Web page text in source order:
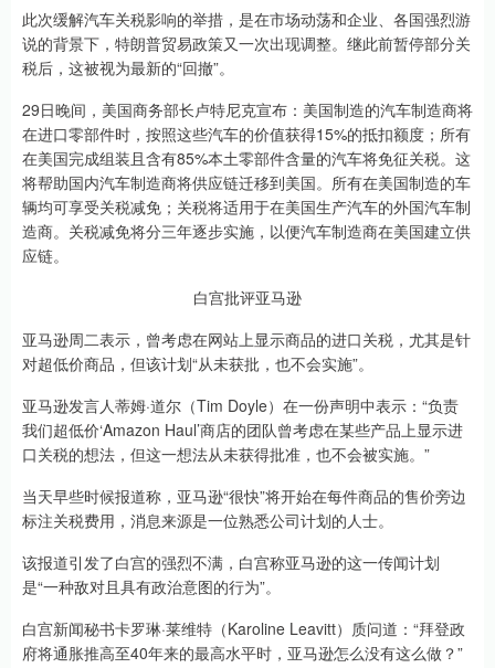
此次缓解汽车关税影响的举措，是在市场动荡和企业、各国强烈游
说的背景下，特朗普贸易政策又一次出现调整。继此前暂停部分关
税后，这被视为最新的“回撤”。
29日晚间，美国商务部长卢特尼克宣布：美国制造的汽车制造商将
在进口零部件时，按照这些汽车的价值获得15%的抵扣额度；所有
在美国完成组装且含有85%本土零部件含量的汽车将免征关税。这
将帮助国内汽车制造商将供应链迁移到美国。所有在美国制造的车
辆均可享受关税减免；关税将适用于在美国生产汽车的外国汽车制
造商。关税减免将分三年逐步实施，以便汽车制造商在美国建立供
应链。
白宫批评亚马逊
亚马逊周二表示，曾考虑在网站上显示商品的进口关税，尤其是针
对超低价商品，但该计划“从未获批，也不会实施”。
亚马逊发言人蒂姆·道尔（Tim Doyle）在一份声明中表示：“负责
我们超低价‘Amazon Haul’商店的团队曾考虑在某些产品上显示进
口关税的想法，但这一想法从未获得批准，也不会被实施。”
当天早些时候报道称，亚马逊“很快”将开始在每件商品的售价旁边
标注关税费用，消息来源是一位熟悉公司计划的人士。
该报道引发了白宫的强烈不满，白宫称亚马逊的这一传闻计划
是“一种敌对且具有政治意图的行为”。
白宫新闻秘书卡罗琳·莱维特（Karoline Leavitt）质问道：“拜登政
府将通胀推高至40年来的最高水平时，亚马逊怎么没有这么做？”